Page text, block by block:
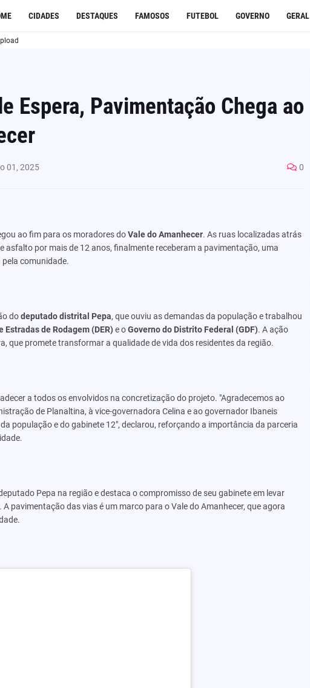
CIDADES DESTAQUES FAMOSOS FUTEBOL GOVERNO GERAL
Espera, Pavimentação Chega ao
01, 2025 0
ao fim para os moradores doVale do Amanhecer. As ruas localizadas atrás
asfalto por mais de 12 anos, finalmente receberam a pavimentação, uma
comunidade.
dodeputado distrital Pepa, que ouviu as demandas da população e trabalhou
Estradas de Rodagem (DER)e oGoverno do Distrito Federal (GDF). A ação
que promete transformar a qualidade de vida dos residentes da região.
a todos os envolvidos na concretização do projeto. "Agradecemos ao
de Planaltina, à vice-governadora Celina e ao governador Ibaneis
população e do gabinete 12", declarou, reforçando a importância da parceria
Pepa na região e destaca o compromisso de seu gabinete em levar
pavimentação das vias é um marco para o Vale do Amanhecer, que agora